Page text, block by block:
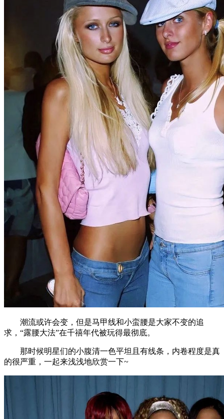
潮流或许会变，但是马甲线和小蛮腰是大家不变的追
求，“露腰大法”在千禧年代被玩得最彻底。
那时候明星们的小腹清一色平坦且有线条，内卷程度是真
的很严重，一起来浅浅地欣赏一下~